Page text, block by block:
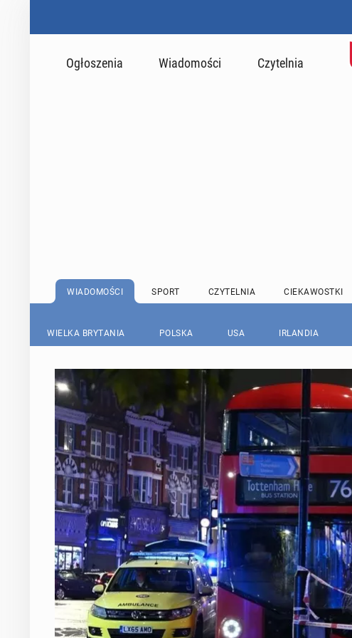
Ogłoszenia Wiadomości Czytelnia
WIADOMOŚCI SPORT CZYTELNIA CIEKAWOSTKI
WIELKA BRYTANIA POLSKA USA IRLANDIA